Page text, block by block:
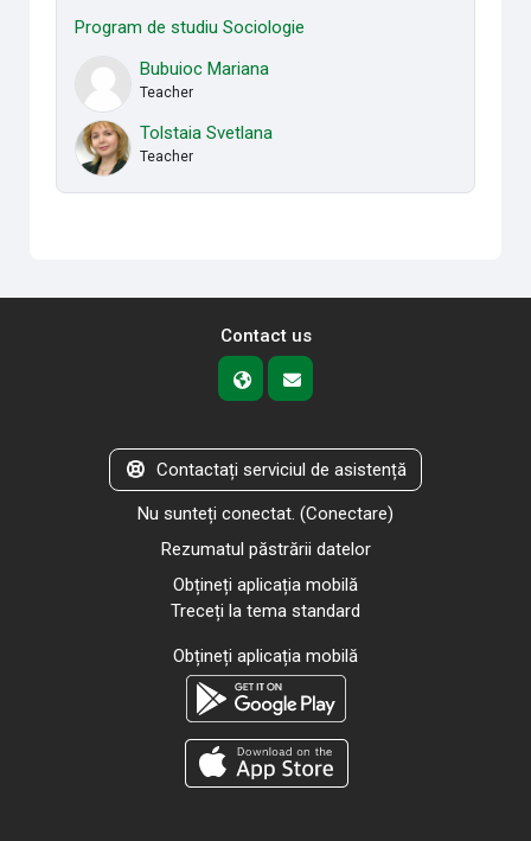
Program de studiu Sociologie
Bubuioc Mariana
Teacher
Tolstaia Svetlana
Teacher
Contact us
Contactați serviciul de asistență
Nu sunteți conectat. (Conectare)
Rezumatul păstrării datelor
Obțineți aplicația mobilă
Treceți la tema standard
Obțineți aplicația mobilă